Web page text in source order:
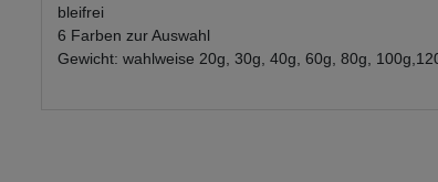
bleifrei
6 Farben zur Auswahl
Gewicht: wahlweise 20g, 30g, 40g, 60g, 80g,